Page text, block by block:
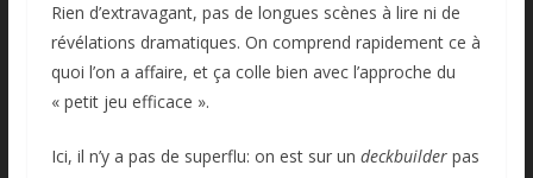
Rien d’extravagant, pas de longues scènes à lire ni de
révélations dramatiques. On comprend rapidement ce à
quoi l’on a affaire, et ça colle bien avec l’approche du
« petit jeu efficace ».
Ici, il n’y a pas de superflu: on est sur un deckbuilderpas